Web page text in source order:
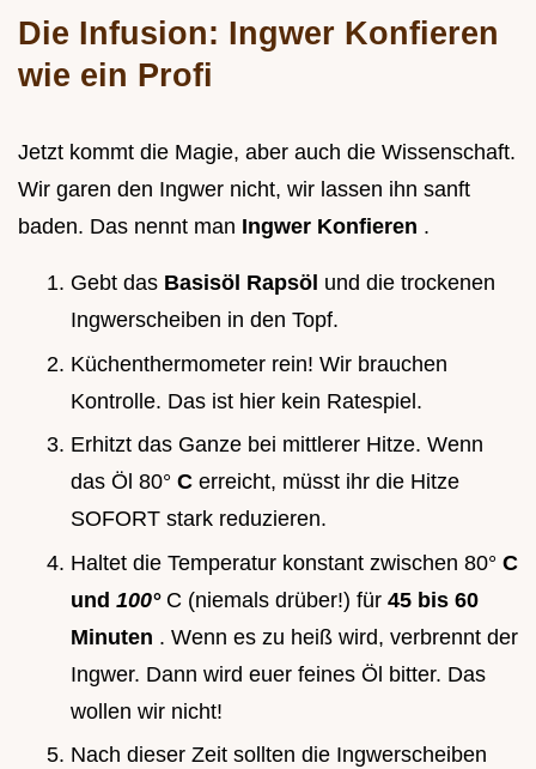
Die Infusion: Ingwer Konfieren
wie ein Profi
Jetzt kommt die Magie, aber auch die Wissenschaft.
Wir garen den Ingwer nicht, wir lassen ihn sanft
baden. Das nennt man Ingwer Konfieren .
Gebt das Basisöl Rapsöl und die trockenen
Ingwerscheiben in den Topf.
Küchenthermometer rein! Wir brauchen
Kontrolle. Das ist hier kein Ratespiel.
Erhitzt das Ganze bei mittlerer Hitze. Wenn
das Öl 80° C erreicht, müsst ihr die Hitze
SOFORT stark reduzieren.
Haltet die Temperatur konstant zwischen 80° C
und 100° C (niemals drüber!) für 45 bis 60
Minuten . Wenn es zu heiß wird, verbrennt der
Ingwer. Dann wird euer feines Öl bitter. Das
wollen wir nicht!
Nach dieser Zeit sollten die Ingwerscheiben